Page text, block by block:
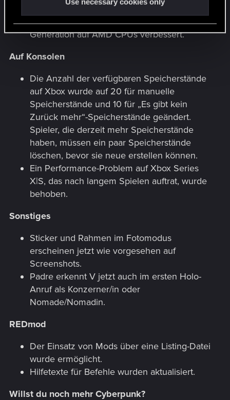
ursprünglichen Ordner.
Es wurde die Performance der DLSS Frame
Generation auf AMD CPUs verbessert.
Auf Konsolen
Die Anzahl der verfügbaren Speicherstände
auf Xbox wurde auf 20 für manuelle
Speicherstände und 10 für „Es gibt kein
Zurück mehr“-Speicherstände geändert.
Spieler, die derzeit mehr Speicherstände
haben, müssen ein paar Speicherstände
löschen, bevor sie neue erstellen können.
Ein Performance-Problem auf Xbox Series
X|S, das nach langem Spielen auftrat, wurde
behoben.
Sonstiges
Sticker und Rahmen im Fotomodus
erscheinen jetzt wie vorgesehen auf
Screenshots.
Padre erkennt V jetzt auch im ersten Holo-
Anruf als Konzerner/in oder
Nomade/Nomadin.
REDmod
Der Einsatz von Mods über eine Listing-Datei
wurde ermöglicht.
Hilfetexte für Befehle wurden aktualisiert.
Willst du noch mehr Cyberpunk?